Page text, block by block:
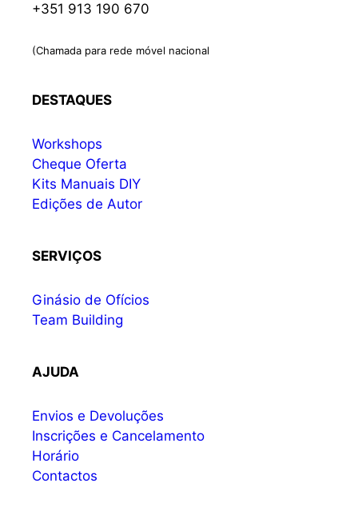
+351 913 190 670
(Chamada para rede móvel nacional
DESTAQUES
Workshops
Cheque Oferta
Kits Manuais DIY
Edições de Autor
SERVIÇOS
Ginásio de Ofícios
Team Building
AJUDA
Envios e Devoluções
Inscrições e Cancelamento
Horário
Contactos